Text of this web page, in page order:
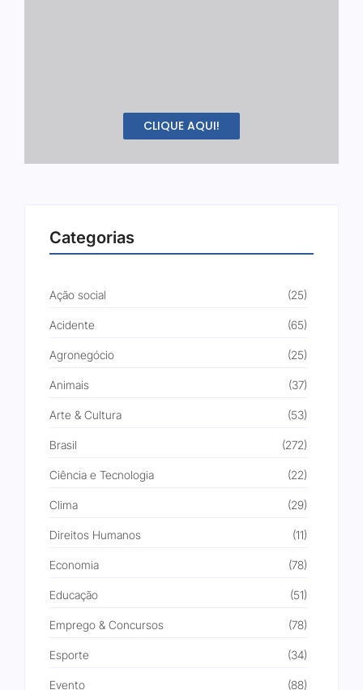
CLIQUE AQUI!
Categorias
Ação social (25)
Acidente (65)
Agronegócio (25)
Animais (37)
Arte & Cultura (53)
Brasil (272)
Ciência e Tecnologia (22)
Clima (29)
Direitos Humanos (11)
Economia (78)
Educação (51)
Emprego & Concursos (78)
Esporte (34)
Evento (88)